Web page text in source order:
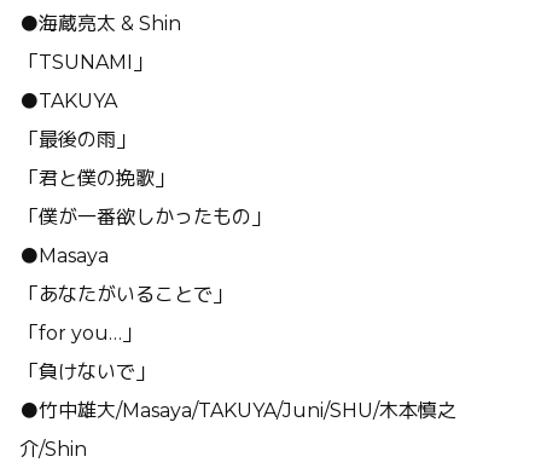
●海蔵亮太 & Shin
「TSUNAMI」
●TAKUYA
「最後の雨」
「君と僕の挽歌」
「僕が一番欲しかったもの」
●Masaya
「あなたがいることで」
「for you…」
「負けないで」
●竹中雄大/Masaya/TAKUYA/Juni/SHU/木本慎之
介/Shin